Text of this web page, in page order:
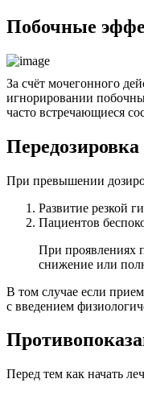
Побочные
За счёт мочегонного
игнорировании
часто встречающиеся
Передозировка
При превышении
Развитие резкой
Пациентов
При проявлениях
снижение или
В том случае если
с введением
Перед тем как начать